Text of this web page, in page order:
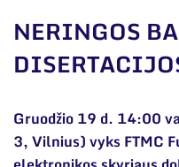
Bendri
NERINGOS
Gruodžio 19 d. 14:00
3, Vilnius) vyks FTMC